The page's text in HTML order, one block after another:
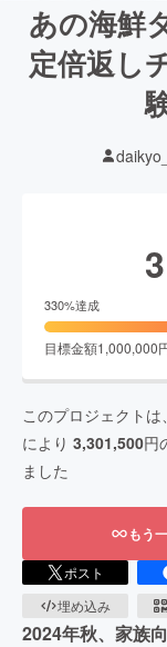
あの海鮮
定倍返し
330%達成
目標金額1,000,000
このプロジェクトは、
により 3,301,500円
ました
もう
ポスト
埋め込み
2024年秋、家族